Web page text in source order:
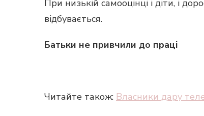
При низькій самооцінці і діти, і
відбувається.
Батьки не привчили до праці
Читайте також: Власники дару